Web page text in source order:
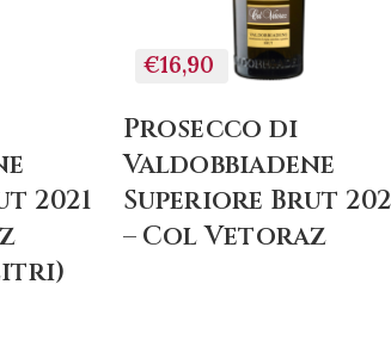
2021
litri)
€16,90
Prosecco di
Valdobbiadene
Superiore Brut
– Col Vetoraz